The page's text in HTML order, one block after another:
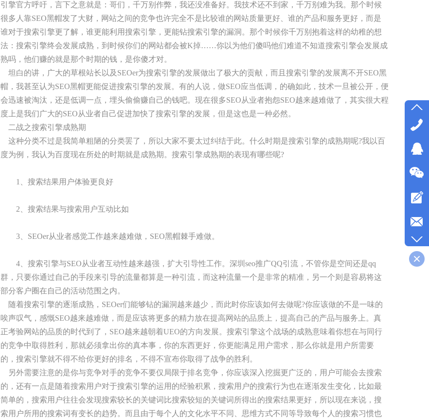
引擎官方呼吁，言下之意就是：哥们，千万别作弊，我还没准备好。我技术还不到家，千万别难为我。那个时候
很多人靠SEO黑帽发了大财，网站之间的竞争也许完全不是比较谁的网站质量更好、谁的产品和服务更好，而是
谁对于搜索引擎更了解，谁更能利用搜索引擎，更能钻搜索引擎的漏洞。那个时候你千万别抱着这样的幼稚的想
法：搜索引擎终会发展成熟，到时候你们的网站都会被K掉……你以为他们傻吗他们难道不知道搜索引擎会发展成
熟吗，他们赚的就是那个时期的钱，是你傻才对。
坦白的讲，广大的草根站长以及SEOer为搜索引擎的发展做出了极大的贡献，而且搜索引擎的发展离不开SEO黑
帽，我甚至认为SEO黑帽更能促进搜索引擎的发展。有的人说，做SEO应当低调，的确如此，技术一旦被公开，便
会迅速被淘汰，还是低调一点，埋头偷偷赚自己的钱吧。现在很多SEO从业者抱怨SEO越来越难做了，其实很大程
度上是我们广大的SEO从业者自己促进加快了搜索引擎的发展，但是这也是一种必然。
二战之搜索引擎成熟期
这种分类不过是我简单粗陋的分类罢了，所以大家不要太过纠结于此。什么时期是搜索引擎的成熟期呢?我以百
度为例，我认为百度现在所处的时期就是成熟期。搜索引擎成熟期的表现有哪些呢?
1、搜索结果用户体验更良好
2、搜索结果与搜索用户互动比如
3、SEOer从业者感觉工作越来越难做，SEO黑帽棘手难做。
4、搜索引擎与SEO从业者互动性越来越强，扩大引导性工作。深圳seo推广QQ引流，不管你是空间还是qq
群，只要你通过自己的手段来引导的流量都算是一种引流，而这种流量一个是非常的精准，另一个则是容易将这
部分客户圈在自己的活动范围之内。
随着搜索引擎的逐渐成熟，SEOer们能够钻的漏洞越来越少，而此时你应该如何去做呢?你应该做的不是一味的
唉声叹气，感慨SEO越来越难做，而是应该将更多的精力放在提高网站的品质上，提高自己的产品与服务上。真
正考验网站的品质的时代到了，SEO越来越朝着UEO的方向发展。搜索引擎这个战场的成熟意味着你想在与同行
的竞争中取得胜利，那就必须拿出你的真本事，你的东西更好，你更能满足用户需求，那么你就是用户所需要
的，搜索引擎就不得不给你更好的排名，不得不宣布你取得了战争的胜利。
另外需要注意的是你与竞争对手的竞争不要仅局限于排名竞争，你应该深入挖掘更广泛的，用户可能会去搜索
的，还有一点是随着搜索用户对于搜索引擎的运用的经验积累，搜索用户的搜索行为也在逐渐发生变化，比如最
简单的，搜索用户往往会发现搜索较长的关键词比搜索较短的关键词所得出的搜索结果更好，所以现在来说，搜
索用户所用的搜索词有变长的趋势。而且由于每个人的文化水平不同、思维方式不同等导致每个人的搜索习惯也